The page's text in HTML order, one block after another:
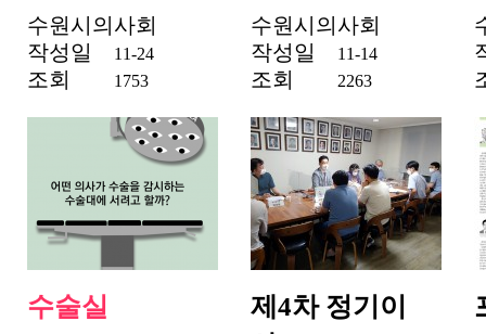
수원시의사회
작성일
11-24
조회 1753
수원시의사회
작성일
11-14
조회 2263
수술실
제4차 정기이